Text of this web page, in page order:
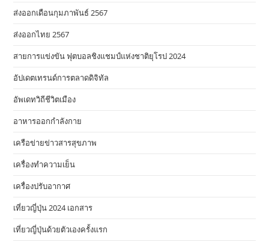
ส่งออกเดือนกุมภาพันธ์ 2567
ส่งออกไทย 2567
สายการแข่งขัน ฟุตบอลชิงแชมป์แห่งชาติยุโรป 2024
อัปเดตเทรนด์การตลาดดิจิทัล
อัพเดทวิถีชีวิตเมือง
อาหารออกกําลังกาย
เครือข่ายข่าวสารสุขภาพ
เครื่องทำความเย็น
เครื่องปรับอากาศ
เที่ยวญี่ปุ่น 2024 เอกสาร
เที่ยวญี่ปุ่นด้วยตัวเองครั้งแรก